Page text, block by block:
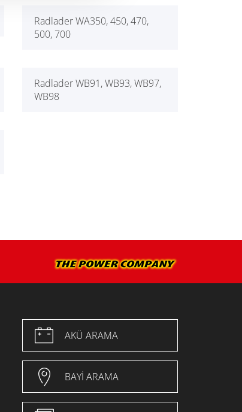
Radlader WA350, 450, 470,
500, 700
Radlader WB91, WB93, WB97,
WB98
AKÜ ARAMA
BAYI ARAMA